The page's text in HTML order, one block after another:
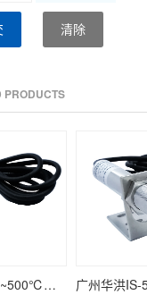
清除
PRODUCTS
广州华洪IS-500V（0~500℃）电压输出精准型固定安装非接触式在线式工业红外测温仪